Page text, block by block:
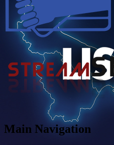
Main Navigation